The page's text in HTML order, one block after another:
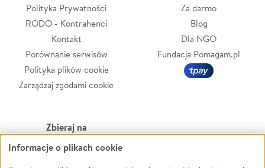
Polityka Prywatności
RODO - Kontrahenci
Kontakt
Porównanie serwisów
Polityka plików cookie
Zarządzaj zgodami cookie
Za darmo
Blog
Dla NGO
Fundacja Pomagam.pl
Zbieraj na
Leczenie
Informacje o plikach cookie